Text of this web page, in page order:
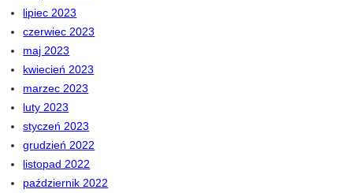
lipiec 2023
czerwiec 2023
maj 2023
kwiecień 2023
marzec 2023
luty 2023
styczeń 2023
grudzień 2022
listopad 2022
październik 2022